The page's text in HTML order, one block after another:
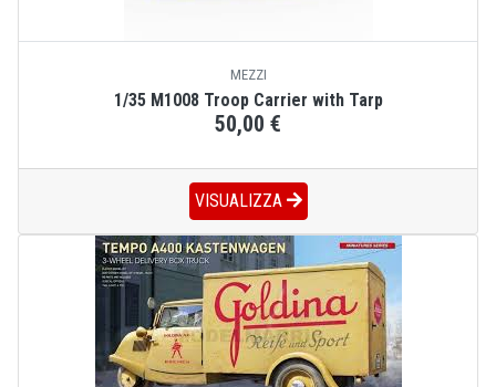
MEZZI
1/35 M1008 Troop Carrier with Tarp
50,00 €
VISUALIZZA